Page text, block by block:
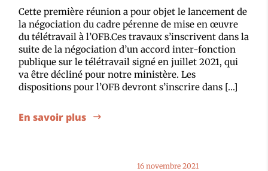
Cette première réunion a pour objet le lancement de
la négociation du cadre pérenne de mise en œuvre
du télétravail à l’OFB.Ces travaux s’inscrivent dans la
suite de la négociation d’un accord inter-fonction
publique sur le télétravail signé en juillet 2021, qui
va être décliné pour notre ministère. Les
dispositions pour l’OFB devront s’inscrire dans […]
En savoir plus
16 novembre 2021